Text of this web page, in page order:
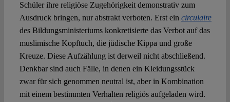
Schüler ihre religiöse Zugehörigkeit demonstrativ zum
Ausdruck bringen, nur abstrakt verboten. Erst ein circulaire
des Bildungsministeriums konkretisierte das Verbot auf das
muslimische Kopftuch, die jüdische Kippa und große
Kreuze. Diese Aufzählung ist derweil nicht abschließend.
Denkbar sind auch Fälle, in denen ein Kleidungsstück
zwar für sich genommen neutral ist, aber in Kombination
mit einem bestimmten Verhalten religiös aufgeladen wird.